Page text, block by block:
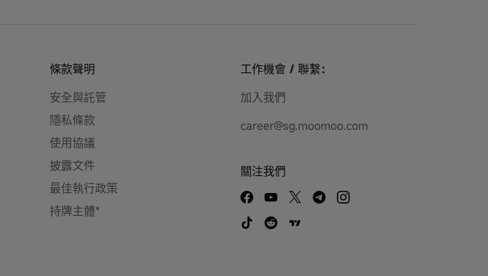
條款聲明
安全與託管
隱私條款
使用協議
披露文件
最佳執行政策
持牌主體*
工作機會 / 聯繫：
加入我們
career@sg.moomoo.com
關注我們